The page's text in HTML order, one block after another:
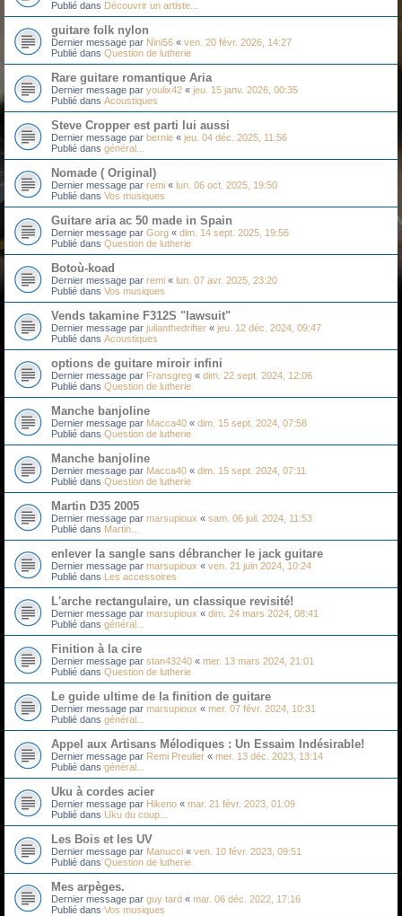
Publié dans Découvrir un artiste...
guitare folk nylon
Dernier message par Nini56 « ven. 20 févr. 2026, 14:27
Publié dans Question de lutherie
Rare guitare romantique Aria
Dernier message par youlix42 « jeu. 15 janv. 2026, 00:35
Publié dans Acoustiques
Steve Cropper est parti lui aussi
Dernier message par bernie « jeu. 04 déc. 2025, 11:56
Publié dans général...
Nomade ( Original)
Dernier message par remi « lun. 06 oct. 2025, 19:50
Publié dans Vos musiques
Guitare aria ac 50 made in Spain
Dernier message par Gorg « dim. 14 sept. 2025, 19:56
Publié dans Question de lutherie
Botoù-koad
Dernier message par remi « lun. 07 avr. 2025, 23:20
Publié dans Vos musiques
Vends takamine F312S "lawsuit"
Dernier message par julianthedrifter « jeu. 12 déc. 2024, 09:47
Publié dans Acoustiques
options de guitare miroir infini
Dernier message par Fransgreg « dim. 22 sept. 2024, 12:06
Publié dans Question de lutherie
Manche banjoline
Dernier message par Macca40 « dim. 15 sept. 2024, 07:58
Publié dans Question de lutherie
Manche banjoline
Dernier message par Macca40 « dim. 15 sept. 2024, 07:11
Publié dans Question de lutherie
Martin D35 2005
Dernier message par marsupioux « sam. 06 juil. 2024, 11:53
Publié dans Martin...
enlever la sangle sans débrancher le jack guitare
Dernier message par marsupioux « ven. 21 juin 2024, 10:24
Publié dans Les accessoires
L'arche rectangulaire, un classique revisité!
Dernier message par marsupioux « dim. 24 mars 2024, 08:41
Publié dans général...
Finition à la cire
Dernier message par stan43240 « mer. 13 mars 2024, 21:01
Publié dans Question de lutherie
Le guide ultime de la finition de guitare
Dernier message par marsupioux « mer. 07 févr. 2024, 10:31
Publié dans général...
Appel aux Artisans Mélodiques : Un Essaim Indésirable!
Dernier message par Remi Preuller « mer. 13 déc. 2023, 13:14
Publié dans général...
Uku à cordes acier
Dernier message par Hikeno « mar. 21 févr. 2023, 01:09
Publié dans Uku du coup...
Les Bois et les UV
Dernier message par Manucci « ven. 10 févr. 2023, 09:51
Publié dans Question de lutherie
Mes arpèges.
Dernier message par guy tard « mar. 06 déc. 2022, 17:16
Publié dans Vos musiques